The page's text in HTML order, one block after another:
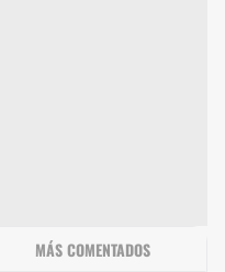
MÁS COMENTADOS